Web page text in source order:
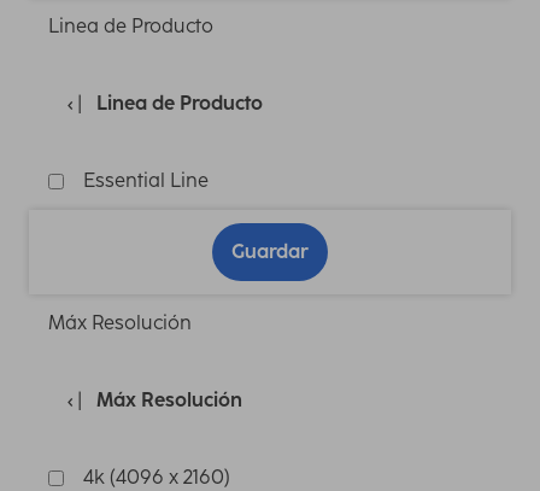
Linea de Producto
Linea de Producto
Essential Line
Guardar
Máx Resolución
Máx Resolución
4k (4096 x 2160)